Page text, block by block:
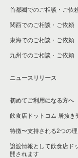
覧
東京23区の和食の
東京23区の洋食の
東京23区のその他
中央区の専門料理の
中央区の和食の居
中央区の洋食の居
首都圏でのご相談・ご依
関西でのご相談・ご依頼
東海でのご相談・ご依頼
九州でのご相談・ご依頼
ニュースリリース
初めてご利用になる方へ
飲食店ドットコム 居抜き
特徴〜支持される2つの
譲渡情報として飲食店ド
開されます